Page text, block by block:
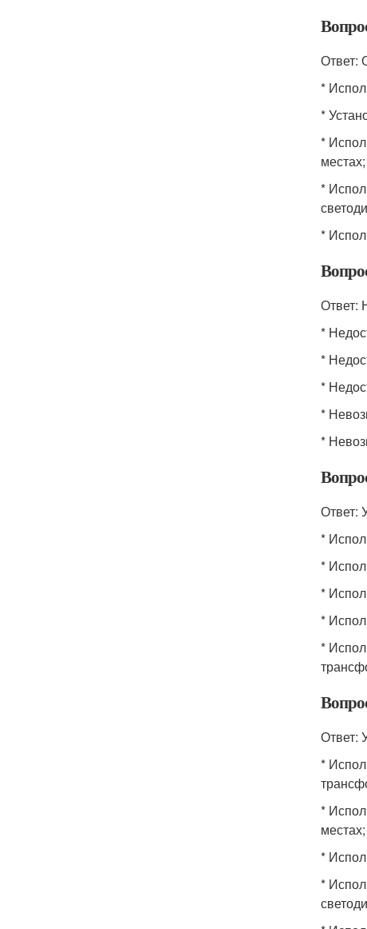
Ответ:
*
*
*
местах;
*
*
Ответ:
*
*
*
*
*
Ответ:
*
*
*
*
*
Ответ:
*
*
местах;
*
*